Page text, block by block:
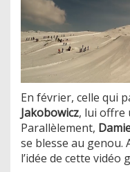
En février, celle qui
Jakobowicz, lui offre
Parallèlement,
se blesse au genou.
l’idée de cette vidéo